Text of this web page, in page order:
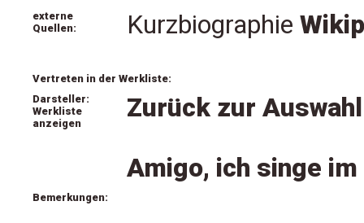
externe
Quellen:
Kurzbiographie
Vertreten in der Werkliste:
Darsteller:
Werkliste
anzeigen
Zurück zur
Amigo, ich singe
Bemerkungen: